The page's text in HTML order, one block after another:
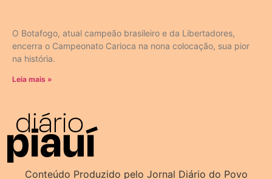
O Botafogo, atual campeão brasileiro e da Libertadores,
encerra o Campeonato Carioca na nona colocação, sua pior
na história.
Leia mais »
Conteúdo Produzido pelo Jornal Diário do Povo